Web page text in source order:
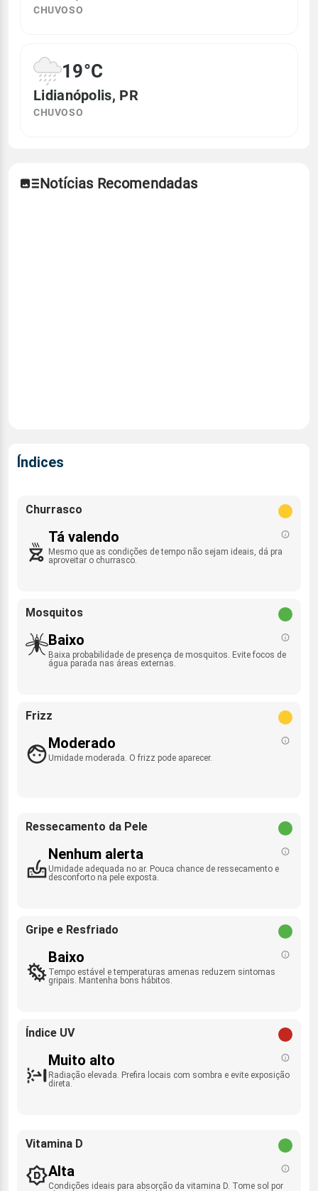
CHUVOSO
19°C
Lidianópolis, PR
CHUVOSO
Notícias Recomendadas
Índices
Churrasco
Tá valendo
Mesmo que as condições de tempo não sejam ideais, dá pra
aproveitar o churrasco.
Mosquitos
Baixo
Baixa probabilidade de presença de mosquitos. Evite focos de
água parada nas áreas externas.
Frizz
Moderado
Umidade moderada. O frizz pode aparecer.
Ressecamento da Pele
Nenhum alerta
Umidade adequada no ar. Pouca chance de ressecamento e
desconforto na pele exposta.
Gripe e Resfriado
Baixo
Tempo estável e temperaturas amenas reduzem sintomas
gripais. Mantenha bons hábitos.
Índice UV
Muito alto
Radiação elevada. Prefira locais com sombra e evite exposição
direta.
Vitamina D
Alta
Condições ideais para absorção da vitamina D. Tome sol por